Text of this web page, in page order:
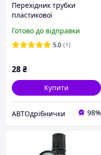
Перехідник трубки
пластикової
Airkraft
Готово до відправки
5.0 (1)
28₴
Купити
АВТОдрібнички 98%